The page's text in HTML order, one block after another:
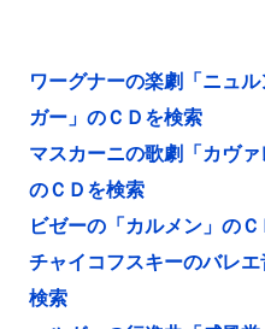
ワーグナーの楽劇「ニュ
ガー」のＣＤを検索
マスカーニの歌劇「カヴァ
のＣＤを検索
ビゼーの「カルメン」の
チャイコフスキーのバレ
検索